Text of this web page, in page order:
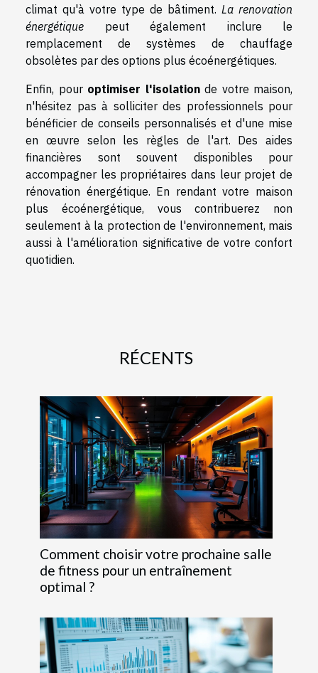
climat qu'à votre type de bâtiment. La renovation
énergétique peut également inclure le
remplacement de systèmes de chauffage
obsolètes par des options plus écoénergétiques.
Enfin, pour optimiser l'isolationde votre maison,
n'hésitez pas à solliciter des professionnels pour
bénéficier de conseils personnalisés et d'une mise
en œuvre selon les règles de l'art. Des aides
financières sont souvent disponibles pour
accompagner les propriétaires dans leur projet de
rénovation énergétique. En rendant votre maison
plus écoénergétique, vous contribuerez non
seulement à la protection de l'environnement, mais
aussi à l'amélioration significative de votre confort
quotidien.
RÉCENTS
Comment choisir votre prochaine salle
de fitness pour un entraînement
optimal ?